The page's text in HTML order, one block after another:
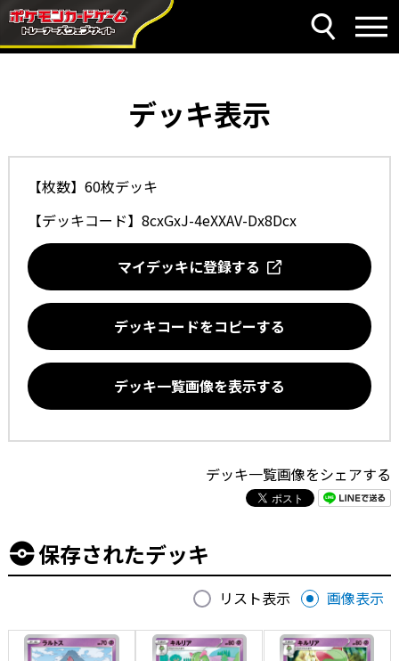
デッキ表示
【枚数】60枚デッキ
【デッキコード】 8cxGxJ-4eXXAV-Dx8Dcx
マイデッキに登録する
デッキコードをコピーする
デッキ一覧画像を表示する
デッキ一覧画像をシェアする
保存されたデッキ
リスト表示 画像表示